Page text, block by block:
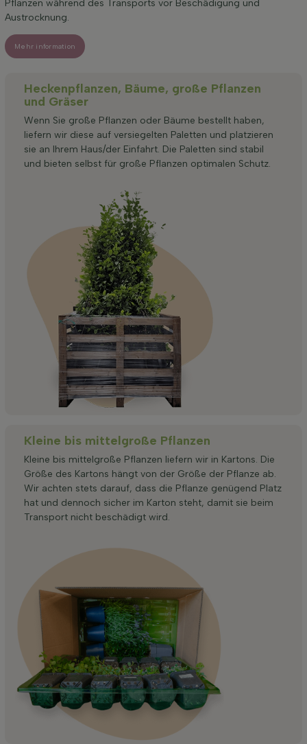
Pflanzen während des Transports vor Beschädigung und
Austrocknung.
Mehr information
Heckenpflanzen, Bäume, große Pflanzen
und Gräser
Wenn Sie große Pflanzen oder Bäume bestellt haben,
liefern wir diese auf versiegelten Paletten und platzieren
sie an Ihrem Haus/der Einfahrt. Die Paletten sind stabil
und bieten selbst für große Pflanzen optimalen Schutz.
Kleine bis mittelgroße Pflanzen
Kleine bis mittelgroße Pflanzen liefern wir in Kartons. Die
Größe des Kartons hängt von der Größe der Pflanze ab.
Wir achten stets darauf, dass die Pflanze genügend Platz
hat und dennoch sicher im Karton steht, damit sie beim
Transport nicht beschädigt wird.